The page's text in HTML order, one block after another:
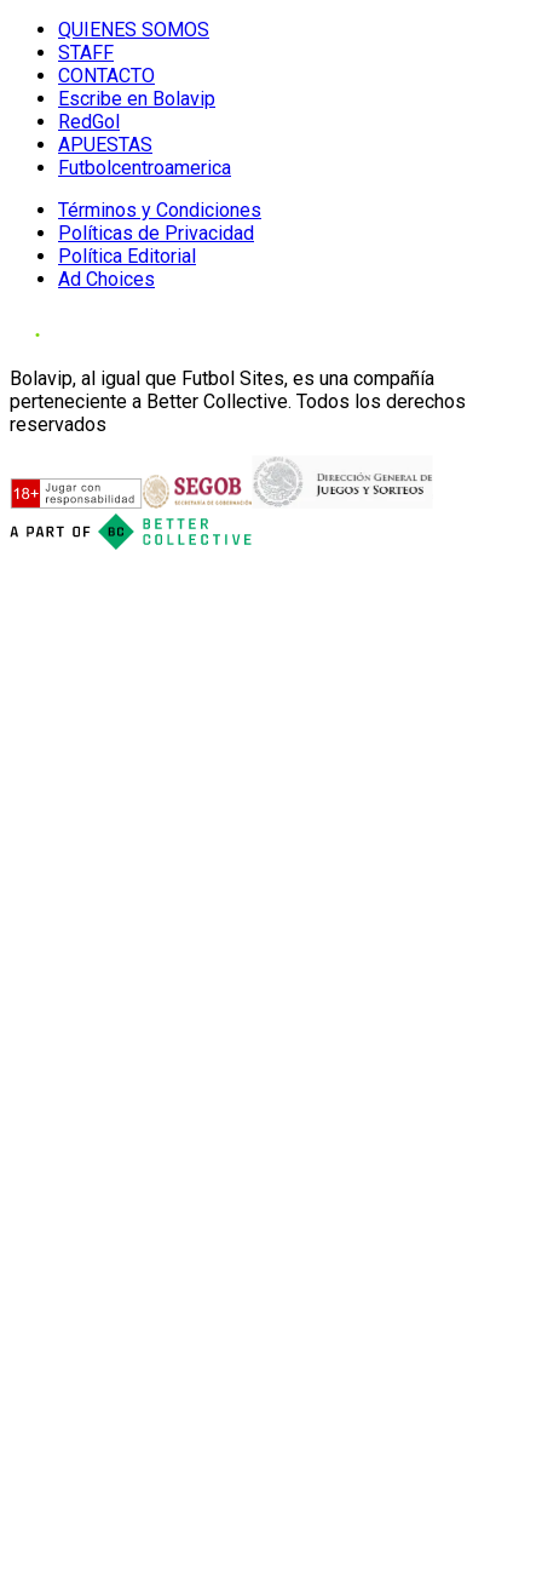
QUIENES SOMOS
STAFF
CONTACTO
Escribe en Bolavip
RedGol
APUESTAS
Futbolcentroamerica
Términos y Condiciones
Políticas de Privacidad
Política Editorial
Ad Choices
Bolavip, al igual que Futbol Sites, es una compañía
perteneciente a Better Collective. Todos los derechos
reservados